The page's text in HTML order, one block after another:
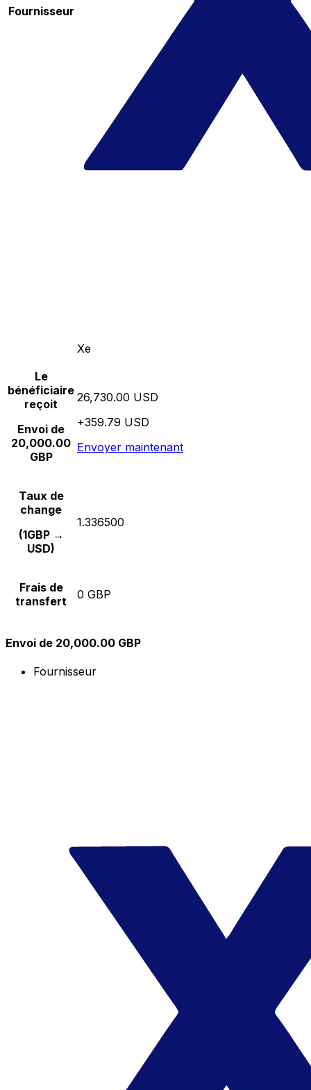
Fournisseur
Xe
Le
bénéficiaire
reçoit
Envoi de
20,000.00
GBP
26,730.00 USD
+359.79 USD
Envoyer maintenant
Taux de
change
(1GBP →
USD)
1.336500
Frais de
transfert
0 GBP
Envoi de 20,000.00 GBP
Fournisseur